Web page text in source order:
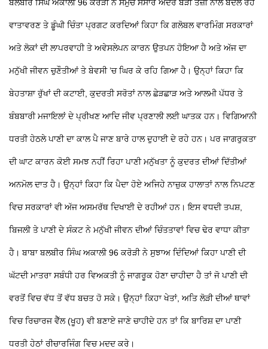
ਬਲਬੀਰ ਸਿੰਘ ਅਕਾਲੀ 96 ਕਰੋੜੀ ਨੇ ਸਮੁੱਚੇ ਸੰਸਾਰ ਅੰਦਰ ਬੜੀ ਤੇਜ਼ੀ ਨਾਲ ਬਦਲ ਰਹੇ
ਵਾਤਾਵਰਣ ਤੇ ਡੂੰਘੀ ਚਿੰਤਾ ਪ੍ਰਗਟ ਕਰਦਿਆਂ ਕਿਹਾ ਕਿ ਗਲੋਬਲ ਵਾਰਮਿੰਗ ਸਰਕਾਰਾਂ
ਅਤੇ ਲੋਕਾਂ ਦੀ ਲਾਪਰਵਾਹੀ ਤੇ ਅਵੇਸਲੇਪਨ ਕਾਰਨ ਉਤਪਨ ਹੋਇਆ ਹੈ ਅਤੇ ਅੱਜ ਦਾ
ਮਨੁੱਖੀ ਜੀਵਨ ਚੁਣੌਤੀਆਂ ਤੇ ਬੇਵਸੀ ’ਚ ਘਿਰ ਕੇ ਰਹਿ ਗਿਆ ਹੈ। ਉਨ੍ਹਾਂ ਕਿਹਾ ਕਿ
ਬੇਹਤਾਸ਼ਾ ਰੁੱਖਾਂ ਦੀ ਕਟਾਈ, ਕੁਦਰਤੀ ਸਰੋਤਾਂ ਨਾਲ ਛੇੜਛਾੜ ਅਤੇ ਆਲਮੀ ਪੱਧਰ ਤੇ
ਬੰਬਬਾਰੀ ਮਜਾਇਲਾਂ ਦੇ ਪ੍ਰੀਖਣ ਆਦਿ ਜੀਵ ਪ੍ਰਣਾਲੀ ਲਈ ਘਾਤਕ ਹਨ। ਵਿਗਿਆਨੀ
ਧਰਤੀ ਹੇਠਲੇ ਪਾਣੀ ਦਾ ਕਾਲ ਪੈ ਜਾਣ ਬਾਰੇ ਹਾਲ ਦੁਹਾਈ ਦੇ ਰਹੇ ਹਨ। ਪਰ ਜਾਗਰੁਕਤਾ
ਦੀ ਘਾਟ ਕਾਰਨ ਕੋਈ ਸਮਝ ਨਹੀਂ ਰਿਹਾ ਪਾਣੀ ਮਨੁੱਖਤਾ ਨੂੰ ਕੁਦਰਤ ਦੀਆਂ ਦਿੱਤੀਆਂ
ਅਨਮੋਲ ਦਾਤ ਹੈ। ਉਨ੍ਹਾਂ ਕਿਹਾ ਕਿ ਪੈਦਾ ਹੋਏ ਅਜਿਹੇ ਨਾਜ਼ੁਕ ਹਾਲਾਤਾਂ ਨਾਲ ਨਿਪਟਣ
ਵਿਚ ਸਰਕਾਰਾਂ ਵੀ ਅੱਜ ਅਸਮਰੱਥ ਦਿਖਾਈ ਦੇ ਰਹੀਆਂ ਹਨ। ਇਸ ਵਧਦੀ ਤਪਸ਼,
ਬਿਜਲੀ ਤੇ ਪਾਣੀ ਦੇ ਸੰਕਟ ਨੇ ਮਨੁੱਖੀ ਜੀਵਨ ਦੀਆਂ ਚਿੰਤਤਾਵਾਂ ਵਿਚ ਢੇਰ ਵਾਧਾ ਕੀਤਾ
ਹੈ। ਬਾਬਾ ਬਲਬੀਰ ਸਿੰਘ ਅਕਾਲੀ 96 ਕਰੋੜੀ ਨੇ ਸੁਝਾਅ ਦਿੰਦਿਆਂ ਕਿਹਾ ਪਾਣੀ ਦੀ
ਘੱਟਦੀ ਮਾਤਰਾ ਸਬੰਧੀ ਹਰ ਵਿਅਕਤੀ ਨੂੰ ਜਾਗਰੂਕ ਹੋਣਾ ਚਾਹੀਦਾ ਹੈ ਤਾਂ ਜੋ ਪਾਣੀ ਦੀ
ਵਰਤੋਂ ਵਿਚ ਵੱਧ ਤੋਂ ਵੱਧ ਬਚਤ ਹੋ ਸਕੇ। ਉਨ੍ਹਾਂ ਕਿਹਾ ਖੇਤਾਂ, ਅਤਿ ਲੋੜੀ ਦੀਆਂ ਥਾਵਾਂ
ਵਿਚ ਰਿਚਾਰਜ ਵੈੱਲ (ਖੂਹ) ਵੀ ਬਣਾਏ ਜਾਣੇ ਚਾਹੀਦੇ ਹਨ ਤਾਂ ਕਿ ਬਾਰਿਸ਼ ਦਾ ਪਾਣੀ
ਧਰਤੀ ਹੇਠਾਂ ਰੀਚਾਰਜਿੰਗ ਵਿਚ ਮਦਦ ਕਰੇ।